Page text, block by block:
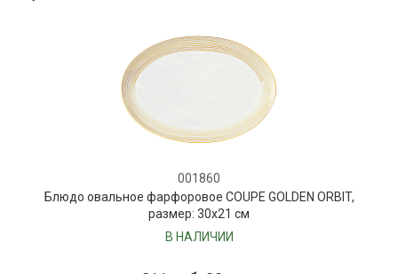
001860
Блюдо овальное фарфоровое COUPE GOLDEN ORBIT,
размер: 30х21 см
В НАЛИЧИИ